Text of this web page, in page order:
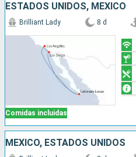
ESTADOS UNIDOS, MÉXICO
Comidas incluidas
Brilliant Lady 8 d
MÉXICO, ESTADOS UNIDOS